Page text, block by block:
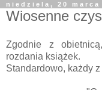
niedziela, 20 marca
Wiosenne
Zgodnie z
rozdania książek.
Standardowo, każdy z